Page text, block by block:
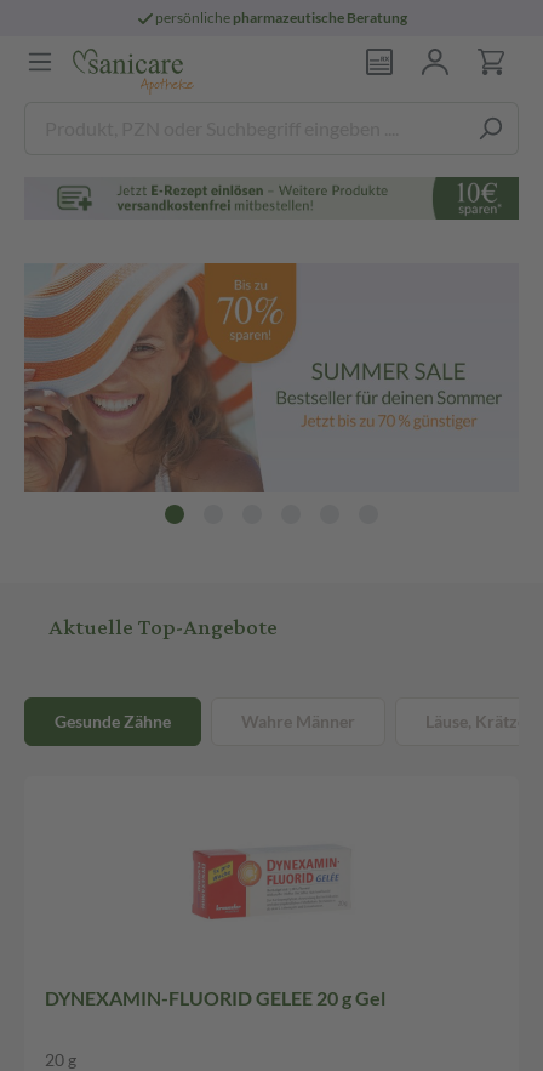
persönliche pharmazeutische Beratung
Aktuelle Top-Angebote
Gesunde Zähne Wahre Männer Läuse, Krätze
DYNEXAMIN-FLUORID GELEE 20 g Gel
20 g